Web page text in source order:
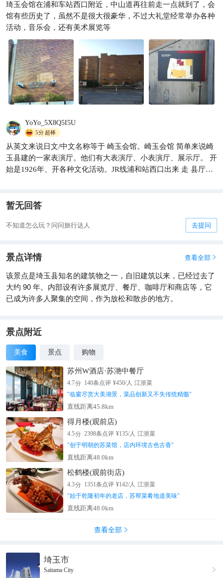
琦玉会馆在浦和车站西口附近，中山道再往前走一点就到了，会
馆有些历史了，虽然不是很大很豪华，不过大礼堂经常举办各种
活动，音乐会，还有美术展览等
YoYo_5X8Q5I5U
5分超棒
从英文来说日文/中文名称等于 崎玉会馆。崎玉会馆 简单来说崎
玉县建的一家表演厅。他们有大表演厅、小表演厅、展示厅。 开
始是1926年、开各种文化活动。JR线浦和站西口出来 走 县厅路
暂无回答
不知道怎么玩？问问旅行达人 去提问
景点详情 查看全部 
该景点是埼玉县知名的建筑物之一，自旧建筑以来，已经过去了
大约 90 年。内部设有许多展览厅、餐厅、咖啡厅和商店等，它
已成为许多人聚集的空间，作为放松和散步的地方。
景点附近
美食 景点 购物
苏州W酒店·苏滟中餐厅
4.7分 140条点评 ¥450/人 江浙菜
"临窗尽赏大美湖景，菜品创新又不失传统精髓"
直线距离45.8km
得月楼(观前店)
4.5分 2398条点评 ¥135/人 江浙菜
"创于明朝的苏菜馆，店内环境古色古香"
直线距离48.0km
松鹤楼(观前街店)
4.3分 1351条点评 ¥142/人 江浙菜
"始于乾隆初年的老店，苏帮菜肴地道美味"
直线距离48.0km
查看全部 
埼玉市
Saitama City
